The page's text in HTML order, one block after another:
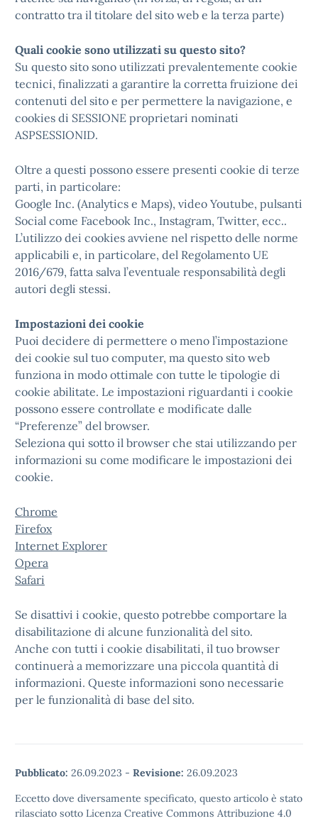
contratto tra il titolare del sito web e la terza parte)
Quali cookie sono utilizzati su questo sito?
Su questo sito sono utilizzati prevalentemente cookie
tecnici, finalizzati a garantire la corretta fruizione dei
contenuti del sito e per permettere la navigazione, e
cookies di SESSIONE proprietari nominati
ASPSESSIONID.
Oltre a questi possono essere presenti cookie di terze
parti, in particolare:
Google Inc. (Analytics e Maps), video Youtube, pulsanti
Social come Facebook Inc., Instagram, Twitter, ecc..
L’utilizzo dei cookies avviene nel rispetto delle norme
applicabili e, in particolare, del Regolamento UE
2016/679, fatta salva l’eventuale responsabilità degli
autori degli stessi.
Impostazioni dei cookie
Puoi decidere di permettere o meno l’impostazione
dei cookie sul tuo computer, ma questo sito web
funziona in modo ottimale con tutte le tipologie di
cookie abilitate. Le impostazioni riguardanti i cookie
possono essere controllate e modificate dalle
“Preferenze” del browser.
Seleziona qui sotto il browser che stai utilizzando per
informazioni su come modificare le impostazioni dei
cookie.
Chrome
Firefox
Internet Explorer
Opera
Safari
Se disattivi i cookie, questo potrebbe comportare la
disabilitazione di alcune funzionalità del sito.
Anche con tutti i cookie disabilitati, il tuo browser
continuerà a memorizzare una piccola quantità di
informazioni. Queste informazioni sono necessarie
per le funzionalità di base del sito.
Pubblicato: 26.09.2023 - Revisione: 26.09.2023
Eccetto dove diversamente specificato, questo articolo è stato
rilasciato sotto Licenza Creative Commons Attribuzione 4.0